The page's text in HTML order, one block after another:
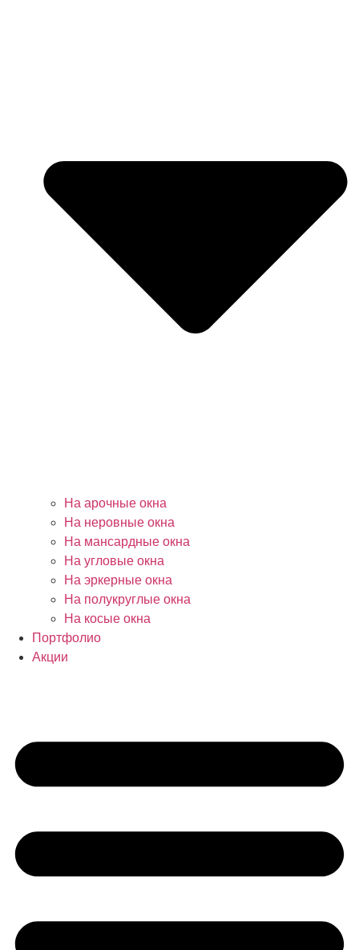
На арочные окна
На неровные окна
На мансардные окна
На угловые окна
На эркерные окна
На полукруглые окна
На косые окна
Портфолио
Акции